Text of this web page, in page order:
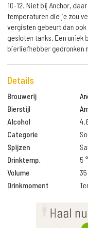
10-12. Niet bij Anchor,
temperaturen die je zou
vergisten gebeurt dan ook
gesloten tanks. Een
bierliefhebber gedronken
Details
Brouwerij
Bierstijl
Alcohol
Categorie
Spijzen
Drinktemp.
5
Volume
Drinkmoment